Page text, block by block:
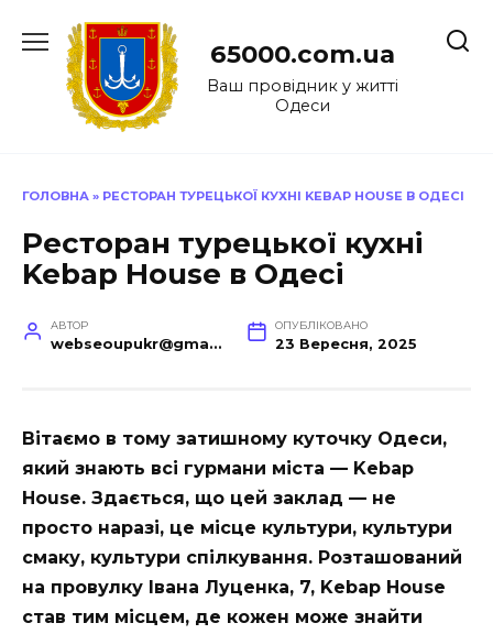
до
65000.com.ua
Ваш провідник у житті
Одеси
ГОЛОВНА » РЕСТОРАН ТУРЕЦЬКОЇ КУХНІ KEBAP HOUSE В ОДЕСІ
Ресторан турецької кухні
Kebap House в Одесі
АВТОР
webseoupukr@gmail.com
ОПУБЛІКОВАНО
23 Вересня, 2025
Вітаємо в тому затишному куточку Одеси,
який знають всі гурмани міста — Kebap
House. Здається, що цей заклад — не
просто наразі, це місце культури, культури
смаку, культури спілкування. Розташований
на провулку Івана Луценка, 7, Kebap House
став тим місцем, де кожен може знайти